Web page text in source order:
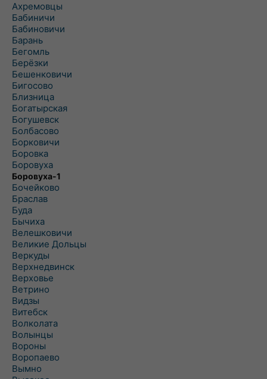
Ахремовцы
Бабиничи
Бабиновичи
Барань
Бегомль
Берёзки
Бешенковичи
Бигосово
Близница
Богатырская
Богушевск
Болбасово
Борковичи
Боровка
Боровуха
Боровуха-1
Бочейково
Браслав
Буда
Бычиха
Велешковичи
Великие Дольцы
Веркуды
Верхнедвинск
Верховье
Ветрино
Видзы
Витебск
Волколата
Волынцы
Вороны
Воропаево
Вымно